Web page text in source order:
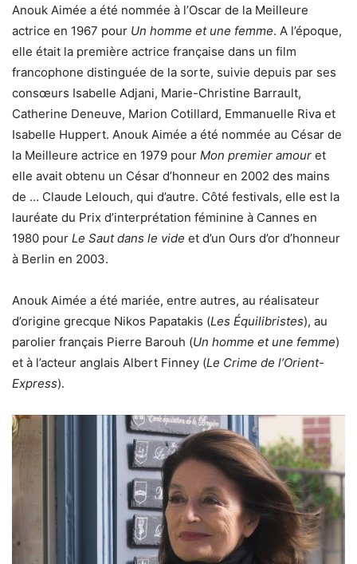
Anouk Aimée a été nommée à l’Oscar de la Meilleure
actrice en 1967 pour Un homme et une femme. A l’époque,
elle était la première actrice française dans un film
francophone distinguée de la sorte, suivie depuis par ses
consœurs Isabelle Adjani, Marie-Christine Barrault,
Catherine Deneuve, Marion Cotillard, Emmanuelle Riva et
Isabelle Huppert. Anouk Aimée a été nommée au César de
la Meilleure actrice en 1979 pour Mon premier amour et
elle avait obtenu un César d’honneur en 2002 des mains
de … Claude Lelouch, qui d’autre. Côté festivals, elle est la
lauréate du Prix d’interprétation féminine à Cannes en
1980 pour Le Saut dans le vide et d’un Ours d’or d’honneur
à Berlin en 2003.
Anouk Aimée a été mariée, entre autres, au réalisateur
d’origine grecque Nikos Papatakis (Les Équilibristes), au
parolier français Pierre Barouh (Un homme et une femme)
et à l’acteur anglais Albert Finney (Le Crime de l’Orient-
Express).